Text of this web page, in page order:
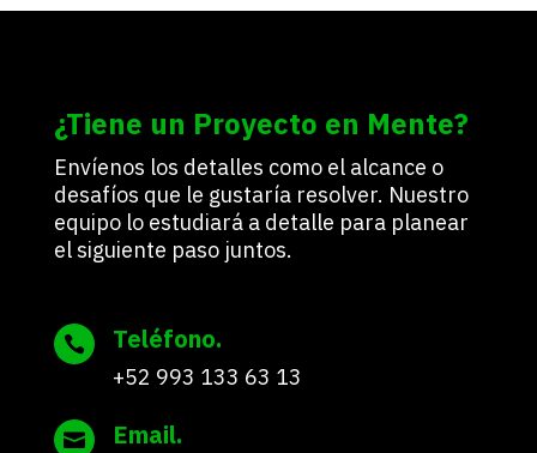
¿Tiene un Proyecto en Mente?
Envíenos los detalles como el alcance o
desafíos que le gustaría resolver. Nuestro
equipo lo estudiará a detalle para planear
el siguiente paso juntos.
 Teléfono.
+52 993 133 63 13
 Email.